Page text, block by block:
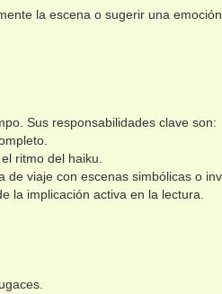
la escena o sugerir una
Sus responsabilidades clave son:
ritmo del haiku.
viaje con escenas simbólicas o
la implicación activa en la lectura.